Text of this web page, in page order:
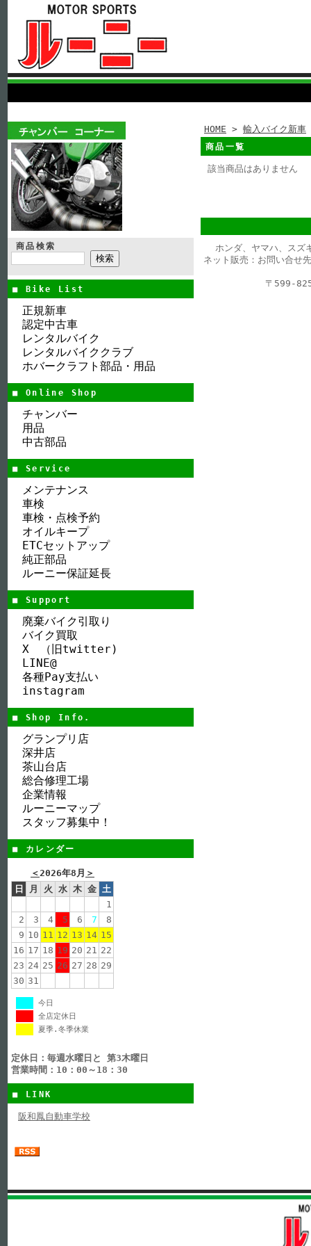
商品検索
■ Bike List
正規新車
認定中古車
レンタルバイク
レンタルバイククラブ
ホバークラフト部品・用品
■ Online Shop
チャンバー
用品
中古部品
■ Service
メンテナンス
車検
車検・点検予約
オイルキープ
ETCセットアップ
純正部品
ルーニー保証延長
■ Support
廃棄バイク引取り
バイク買取
X （旧twitter)
LINE@
各種Pay支払い
instagram
■ Shop Info.
グランプリ店
深井店
茶山台店
総合修理工場
企業情報
ルーニーマップ
スタッフ募集中！
■ カレンダー
＜2026年8月 ＞
日
月 火 水 木 金 土
1
2
3 4 5 6 7
8
9 10 11 12 13 14 15
16 17 18 19 20 21 22
23 24 25 26 27 28 29
30 31
今日
全店定休日
夏季.冬季休業
定休日：毎週水曜日と 第3木曜日
営業時間：10：00～18：30
■ LINK
阪和鳳自動車学校
HOME > 輸入バイク新車
商品一覧
該当商品はありません
ホンダ、ヤマハ、スズ
ネット販売：お問い合せ
〒599-